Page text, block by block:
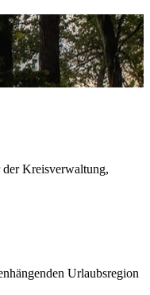
der Kreisverwaltung,
Urlaubsregion